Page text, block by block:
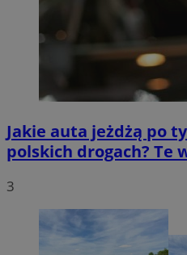
Jakie auta jeżdżą po
polskich drogach? Te
3